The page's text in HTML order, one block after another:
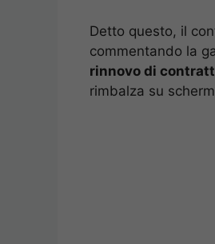
Detto questo, il
commentando la
rinnovo di
rimbalza su